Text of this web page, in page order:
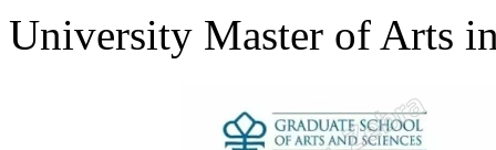
University Master of Arts